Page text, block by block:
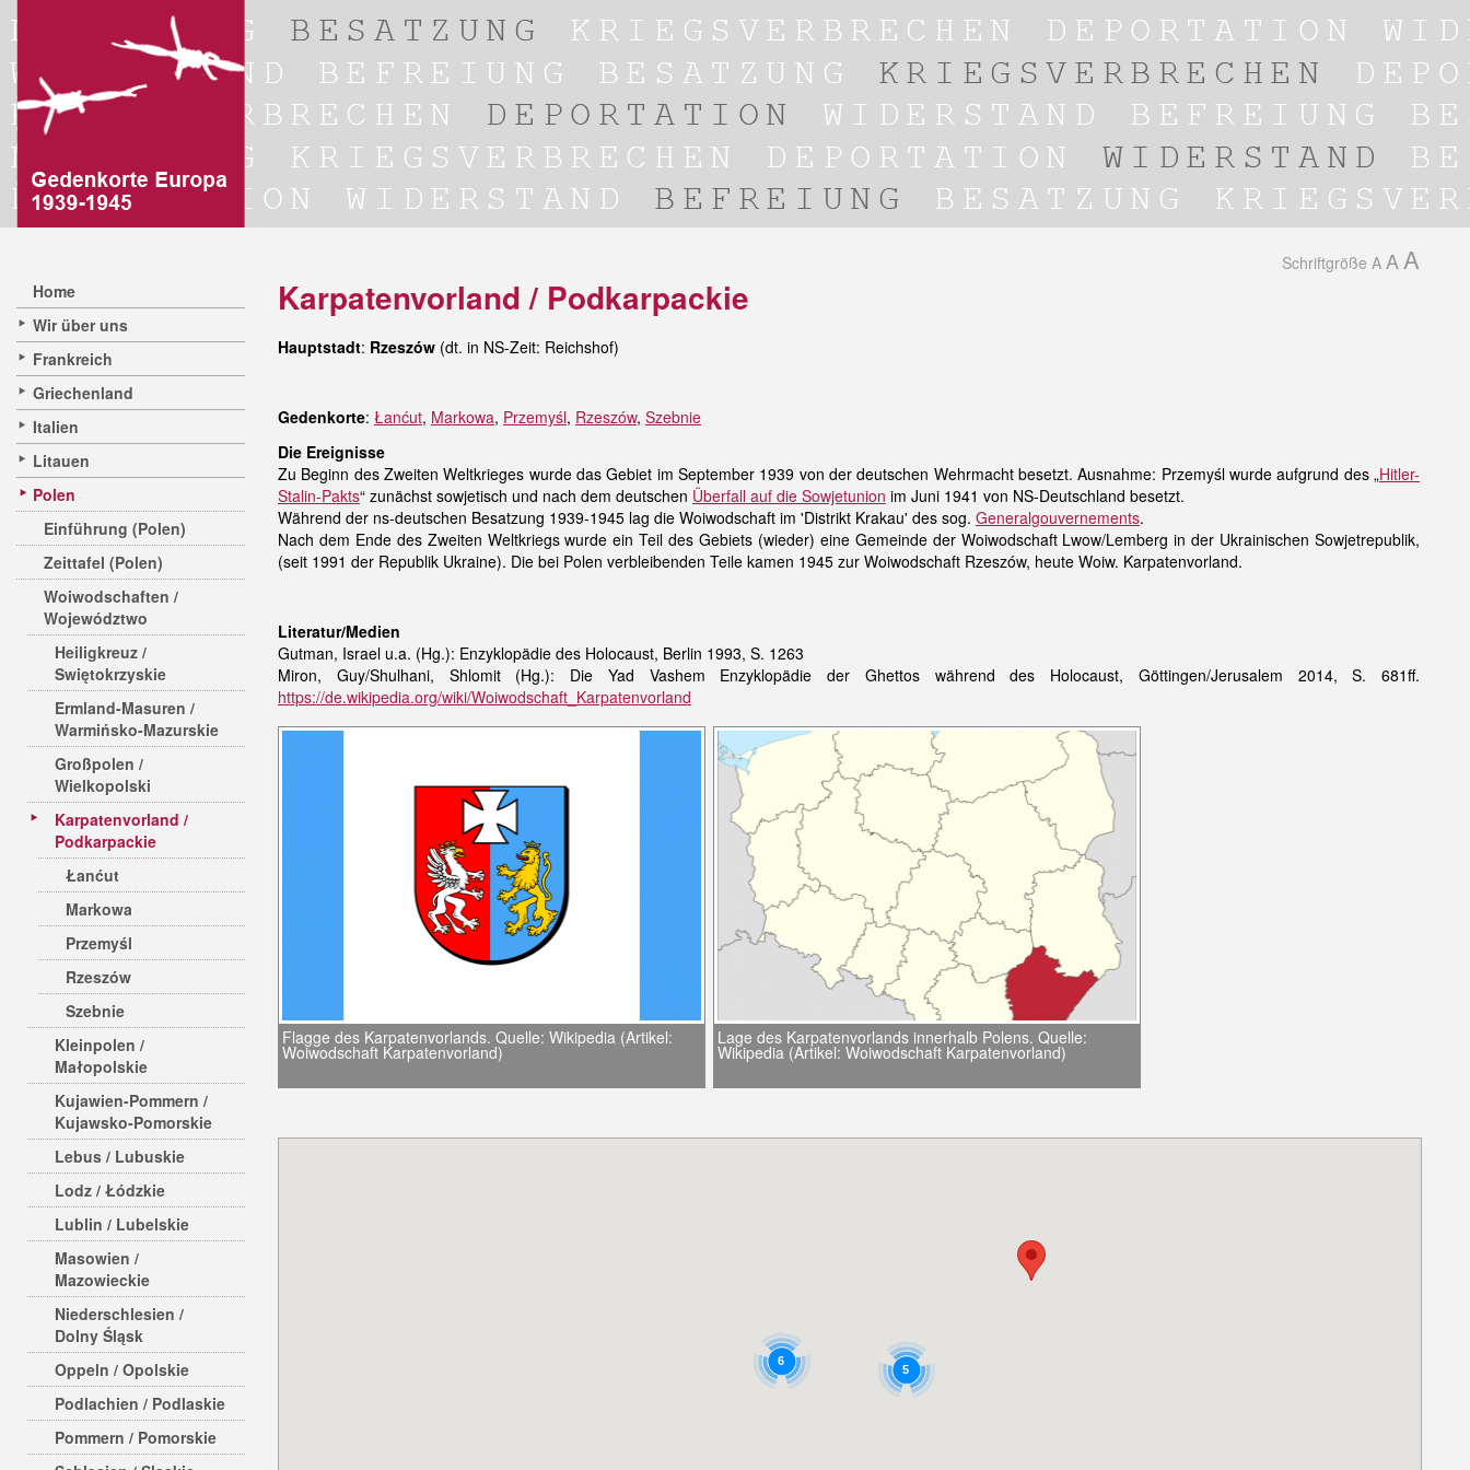
Home
Wir über uns
Frankreich
Griechenland
Italien
Litauen
Polen
Einführung (Polen)
Zeittafel (Polen)
Woiwodschaften /
Województwo
Heiligkreuz /
Swiętokrzyskie
Ermland-Masuren /
Warmińsko-Mazurskie
Großpolen /
Wielkopolski
Karpatenvorland /
Podkarpackie
Łanćut
Markowa
Przemyśl
Rzeszów
Szebnie
Kleinpolen /
Małopolskie
Kujawien-Pommern /
Kujawsko-Pomorskie
Lebus / Lubuskie
Lodz / Łódzkie
Lublin / Lubelskie
Masowien /
Mazowieckie
Niederschlesien /
Dolny Śląsk
Oppeln / Opolskie
Podlachien / Podlaskie
Pommern / Pomorskie
Schriftgröße A A A
Karpatenvorland / Podkarpackie
Hauptstadt: Rzeszów (dt. in NS-Zeit: Reichshof)
Gedenkorte: Łanćut, Markowa, Przemyśl, Rzeszów, Szebnie
Die Ereignisse
Zu Beginn des Zweiten Weltkrieges wurde das Gebiet im September 1939 von der deutschen Wehrmacht besetzt. Ausnahme: Przemyśl wurde aufgrund des „Hitler-
Stalin-Pakts“ zunächst sowjetisch und nach dem deutschen Überfall auf die Sowjetunion im Juni 1941 von NS-Deutschland besetzt.
Während der ns-deutschen Besatzung 1939-1945 lag die Woiwodschaft im 'Distrikt Krakau' des sog. Generalgouvernements.
Nach dem Ende des Zweiten Weltkriegs wurde ein Teil des Gebiets (wieder) eine Gemeinde der Woiwodschaft Lwow/Lemberg in der Ukrainischen Sowjetrepublik,
(seit 1991 der Republik Ukraine). Die bei Polen verbleibenden Teile kamen 1945 zur Woiwodschaft Rzeszów, heute Woiw. Karpatenvorland.
Literatur/Medien
Gutman, Israel u.a. (Hg.): Enzyklopädie des Holocaust, Berlin 1993, S. 1263
Miron, Guy/Shulhani, Shlomit (Hg.): Die Yad Vashem Enzyklopädie der Ghettos während des Holocaust, Göttingen/Jerusalem 2014, S. 681ff.
https://de.wikipedia.org/wiki/Woiwodschaft_Karpatenvorland
Flagge des Karpatenvorlands. Quelle: Wikipedia (Artikel:
Woiwodschaft Karpatenvorland)
Lage des Karpatenvorlands innerhalb Polens. Quelle:
Wikipedia (Artikel: Woiwodschaft Karpatenvorland)
6
5